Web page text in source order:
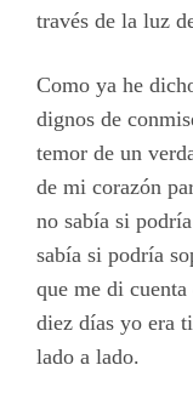
través de la luz
Como ya he
dignos de
temor de un
de mi corazón
no sabía si
sabía si podría
que me di
diez días yo era
lado a lado.